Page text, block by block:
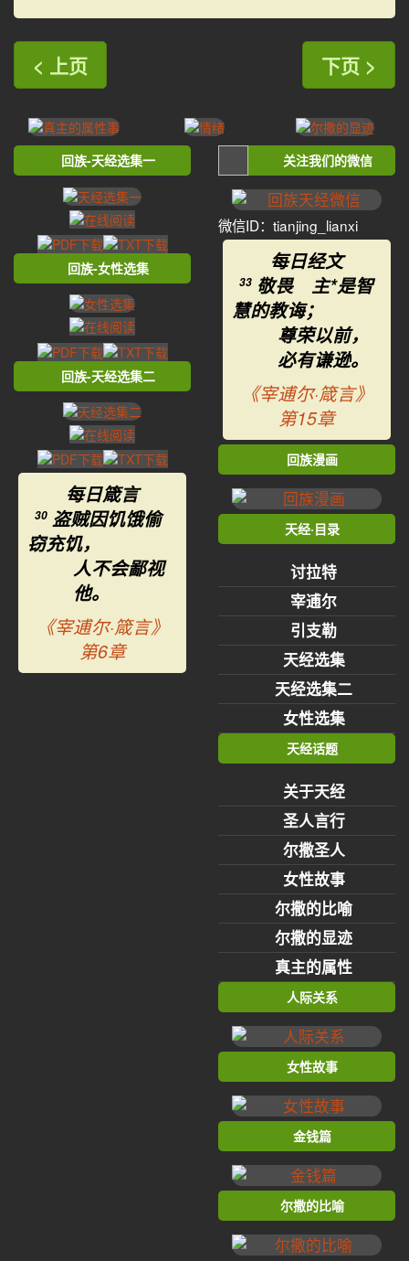
< 上页 下页 >
回族-天经选集一
回族-女性选集
回族-天经选集二
每日箴言
30 盗贼因饥饿偷
窃充饥，
人不会鄙视
他。
《宰逋尔·箴言》
第6章
关注我们的微信
微信ID：tianjing_lianxi
每日经文
33 敬畏 主*是智
慧的教诲；
尊荣以前，
必有谦逊。
《宰逋尔·箴言》
第15章
回族漫画
天经·目录
讨拉特
宰逋尔
引支勒
天经选集
天经选集二
女性选集
天经话题
关于天经
圣人言行
尔撒圣人
女性故事
尔撒的比喻
尔撒的显迹
真主的属性
人际关系
女性故事
金钱篇
尔撒的比喻